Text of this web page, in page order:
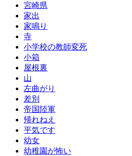
宮崎県
家出
家鳴り
寺
小学校の教師変死
小箱
屋根裏
山
左曲がり
差別
帝国陸軍
帰れねえ
平気です
幼女
幼稚園が怖い